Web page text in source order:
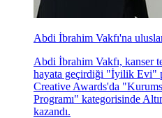
Abdi İbrahim Vakfı'na
Abdi İbrahim Vakfı, kanser
hayata geçirdiği "İyilik Evi"
Creative Awards'da
Programı" kategorisinde
kazandı.